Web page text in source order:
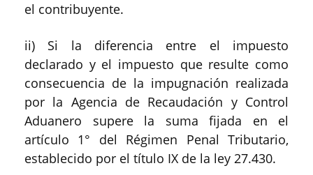
el contribuyente.
ii) Si la diferencia entre el impuesto
declarado y el impuesto que resulte como
consecuencia de la impugnación realizada
por la Agencia de Recaudación y Control
Aduanero supere la suma fijada en el
artículo 1° del Régimen Penal Tributario,
establecido por el título IX de la ley 27.430.